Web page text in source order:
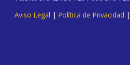
Aviso Legal | Política de Privacidad |